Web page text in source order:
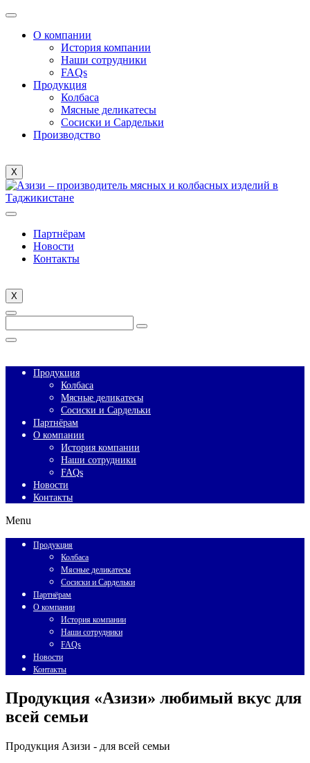
О компании
История компании
Наши сотрудники
FAQs
Продукция
Колбаса
Мясные деликатесы
Сосиски и Сардельки
Производство
X
Партнёрам
Новости
Контакты
X
Enter
Keyword
for:
Search
Close
Продукция
Колбаса
Мясные деликатесы
Сосиски и Сардельки
Партнёрам
О компании
История компании
Наши сотрудники
FAQs
Новости
Контакты
Menu
Продукция
Колбаса
Мясные деликатесы
Сосиски и Сардельки
Партнёрам
О компании
История компании
Наши сотрудники
FAQs
Новости
Контакты
Продукция «Азизи» любимый вкус для
всей семьи
Продукция Азизи - для всей семьи